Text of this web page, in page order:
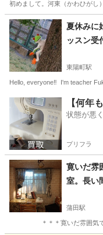
初めまして。河東（かわひがし
東京 世田谷区 英語
夏休みに
ッスン受
東陽町駅
Hello, everyone‼️ I'm teacher
東京 江東区 東陽町駅
【何年
状態が悪
プリフラ
寛いだ雰
室。長い
円。入会
イアルレ
蒲田駅
＊＊＊寛いだ雰囲気での